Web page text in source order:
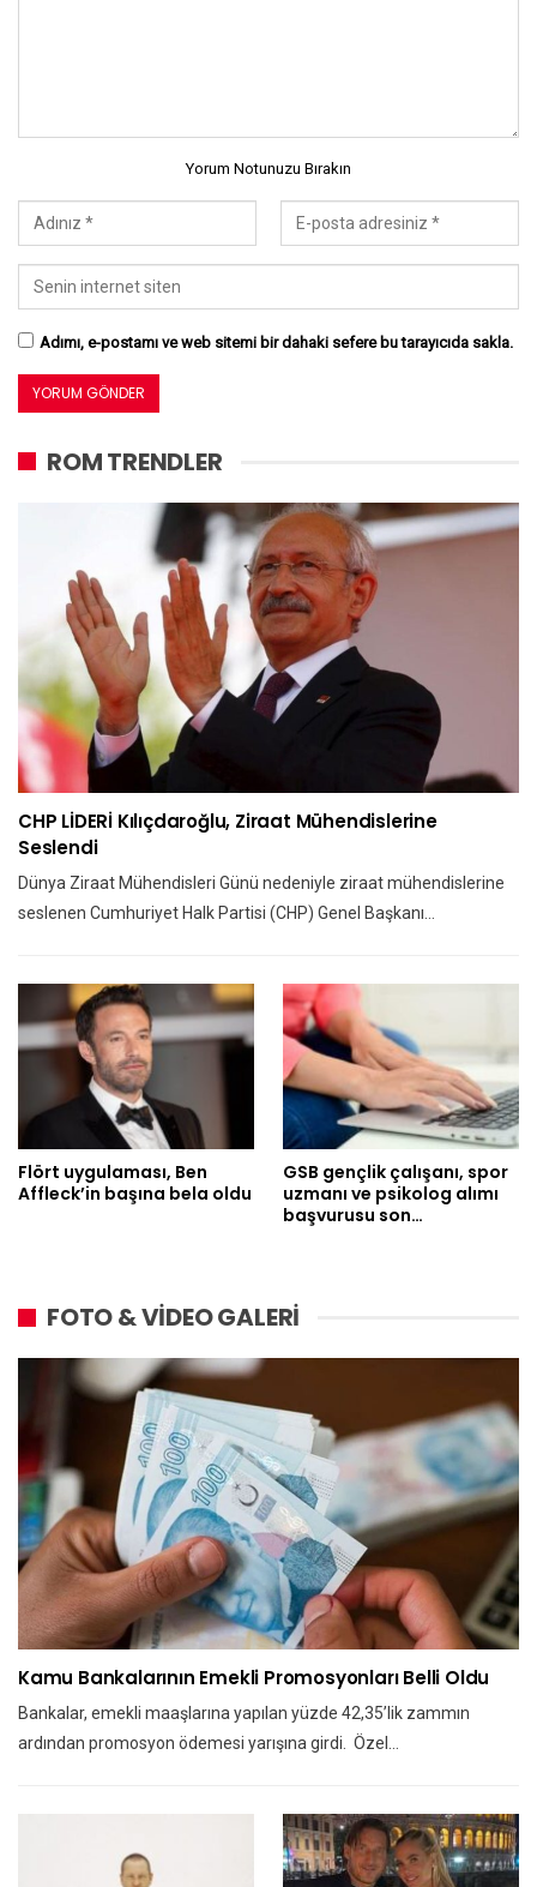
Yorum Notunuzu Bırakın
Adımı, e-postamı ve web sitemi bir dahaki sefere bu tarayıcıda sakla.
ROM TRENDLER
CHP LİDERİ Kılıçdaroğlu, Ziraat Mühendislerine
Seslendi
Dünya Ziraat Mühendisleri Günü nedeniyle ziraat mühendislerine
seslenen Cumhuriyet Halk Partisi (CHP) Genel Başkanı…
Flört uygulaması, Ben
Affleck’in başına bela oldu
GSB gençlik çalışanı, spor
uzmanı ve psikolog alımı
başvurusu son…
FOTO & VİDEO GALERİ
Kamu Bankalarının Emekli Promosyonları Belli Oldu
Bankalar, emekli maaşlarına yapılan yüzde 42,35’lik zammın
ardından promosyon ödemesi yarışına girdi. Özel…